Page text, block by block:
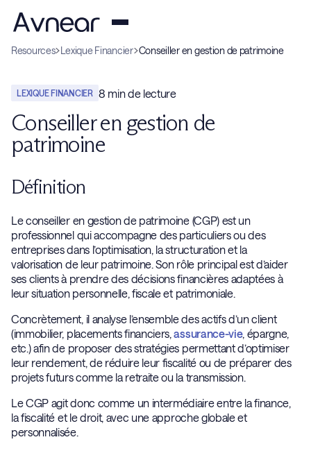
Resources Lexique Financier Conseiller en gestion de patrimoine
LEXIQUE FINANCIER 8 min de lecture
Conseiller en gestion de
patrimoine
Définition
Le conseiller en gestion de patrimoine (CGP) est un
professionnel qui accompagne des particuliers ou des
entreprises dans l’optimisation, la structuration et la
valorisation de leur patrimoine. Son rôle principal est d’aider
ses clients à prendre des décisions financières adaptées à
leur situation personnelle, fiscale et patrimoniale.
Concrètement, il analyse l’ensemble des actifs d’un client
(immobilier, placements financiers,assurance-vie, épargne,
etc.) afin de proposer des stratégies permettant d’optimiser
leur rendement, de réduire leur fiscalité ou de préparer des
projets futurs comme la retraite ou la transmission.
Le CGP agit donc comme un intermédiaire entre la finance,
la fiscalité et le droit, avec une approche globale et
personnalisée.